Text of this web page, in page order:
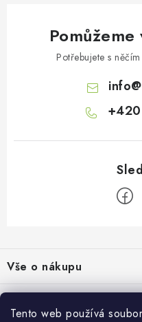
Tento web používá
Potřebujete s
info@
p
a
Vše o nákupu
Doprava a platba
Vrácení a výměna